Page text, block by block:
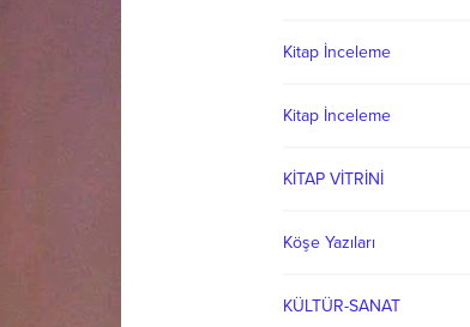
Kitap İnceleme
Kitap İnceleme
KİTAP VİTRİNİ
Köşe Yazıları
KÜLTÜR-SANAT